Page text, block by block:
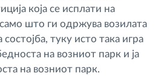
која се исплати на
што ги одржува возилата
туку исто така игра
на возниот парк и ја
на возниот парк.